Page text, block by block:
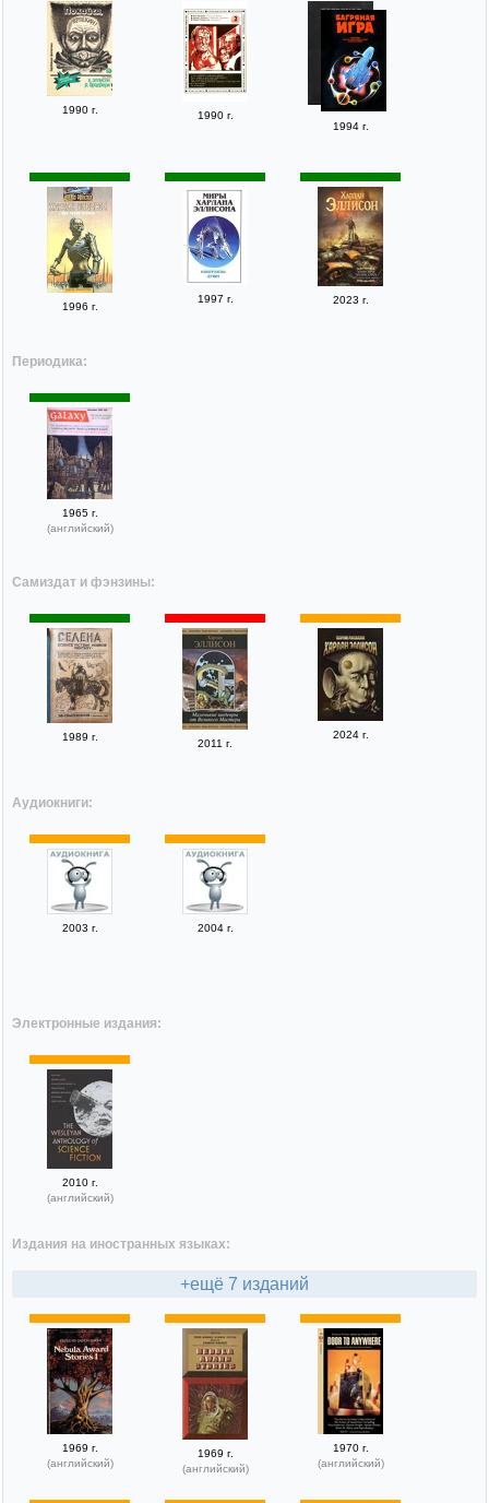
1990 г.
1990 г.
1994 г.
1996 г.
1997 г. 2023 г.
Периодика:
1965 г.
(английский)
Самиздат и фэнзины:
1989 г.
2011 г.
2024 г.
Аудиокниги:
2003 г. 2004 г.
Электронные издания:
2010 г.
(английский)
Издания на иностранных языках:
+ещё 7 изданий
1969 г.
(английский)
1969 г.
(английский)
1970 г.
(английский)